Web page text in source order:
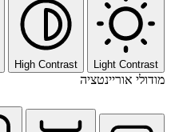
Light Contrast
High Contrast
מודולי אוריינטציה